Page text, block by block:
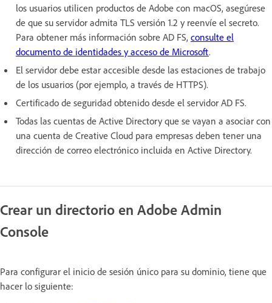
los usuarios utilicen productos de Adobe con macOS, asegúrese
de que su servidor admita TLS versión 1.2 y reenvíe el secreto.
Para obtener más información sobre AD FS, consulte el
documento de identidades y acceso de Microsoft.
El servidor debe estar accesible desde las estaciones de trabajo
de los usuarios (por ejemplo, a través de HTTPS).
Certificado de seguridad obtenido desde el servidor AD FS.
Todas las cuentas de Active Directory que se vayan a asociar con
una cuenta de Creative Cloud para empresas deben tener una
dirección de correo electrónico incluida en Active Directory.
Crear un directorio en Adobe Admin
Console
Para configurar el inicio de sesión único para su dominio, tiene que
hacer lo siguiente: